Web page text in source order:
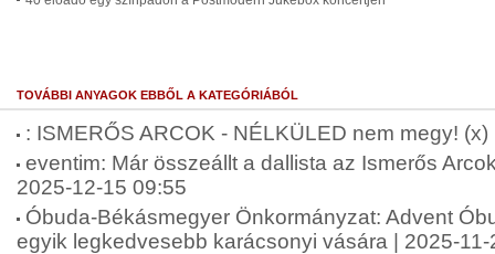
TOVÁBBI ANYAGOK EBBŐL A KATEGÓRIÁBÓL
: ISMERŐS ARCOK - NÉLKÜLED nem megy!
eventim: Már összeállt a dallista az Ismerős
2025-12-15 09:55
Óbuda-Békásmegyer Önkormányzat: Advent
egyik legkedvesebb karácsonyi vására | 2025-